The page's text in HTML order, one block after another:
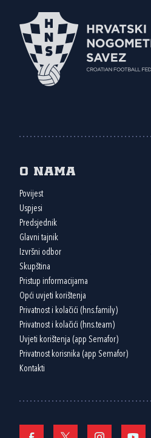
O nama
Povijest
Uspjesi
Predsjednik
Glavni tajnik
Izvršni odbor
Skupština
Pristup informacijama
Opći uvjeti korištenja
Privatnost i kolačići (hns.family)
Privatnost i kolačići (hns.team)
Uvjeti korištenja (app Semafor)
Privatnost korisnika (app Semafor)
Kontakti